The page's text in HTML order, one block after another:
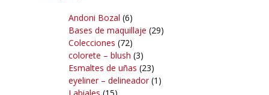
Andoni Bozal (6)
Bases de maquillaje (29)
Colecciones (72)
colorete – blush (3)
Esmaltes de uñas (23)
eyeliner – delineador(1)